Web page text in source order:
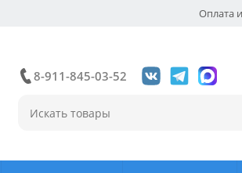
Оплата
8-911-845-03-52